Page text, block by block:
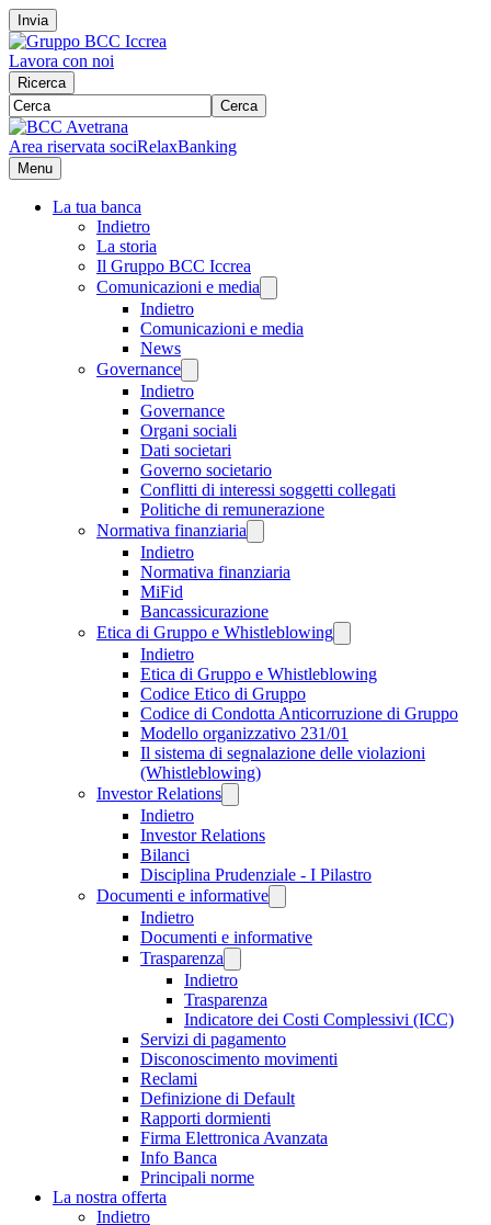
Invia
Lavora con noi
Ricerca
Cerca
Area riservata sociRelaxBanking
Menu
La tua banca
Indietro
La storia
Il Gruppo BCC Iccrea
Comunicazioni e media
Indietro
Comunicazioni e media
News
Governance
Indietro
Governance
Organi sociali
Dati societari
Governo societario
Conflitti di interessi soggetti collegati
Politiche di remunerazione
Normativa finanziaria
Indietro
Normativa finanziaria
MiFid
Bancassicurazione
Etica di Gruppo e Whistleblowing
Indietro
Etica di Gruppo e Whistleblowing
Codice Etico di Gruppo
Codice di Condotta Anticorruzione di Gruppo
Modello organizzativo 231/01
Il sistema di segnalazione delle violazioni
(Whistleblowing)
Investor Relations
Indietro
Investor Relations
Bilanci
Disciplina Prudenziale - I Pilastro
Documenti e informative
Indietro
Documenti e informative
Trasparenza
Indietro
Trasparenza
Indicatore dei Costi Complessivi (ICC)
Servizi di pagamento
Disconoscimento movimenti
Reclami
Definizione di Default
Rapporti dormienti
Firma Elettronica Avanzata
Info Banca
Principali norme
La nostra offerta
Indietro